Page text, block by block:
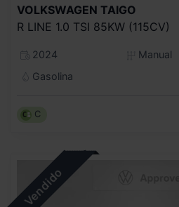
VOLKSWAGEN TAIGO
R LINE 1.0 TSI 85KW (115CV)
2024
Manual
Gasolina
C